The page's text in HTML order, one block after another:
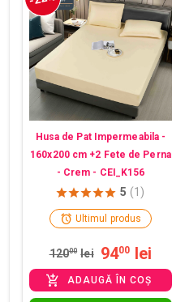
Husa de Pat Impermeabila -
160x200 cm +2 Fete de Perna
- Crem - CEI_K156
5 (1)
Ultimul produs
12000 lei 9400 lei
ADAUGĂ ÎN COȘ